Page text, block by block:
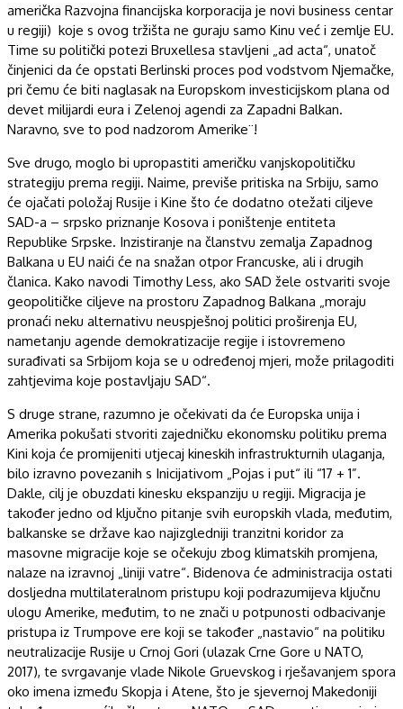
američka Razvojna financijska korporacija je novi business centar
u regiji) koje s ovog tržišta ne guraju samo Kinu već i zemlje EU.
Time su politički potezi Bruxellesa stavljeni „ad acta“, unatoč
činjenici da će opstati Berlinski proces pod vodstvom Njemačke,
pri čemu će biti naglasak na Europskom investicijskom plana od
devet milijardi eura i Zelenoj agendi za Zapadni Balkan.
Naravno, sve to pod nadzorom Amerike¨!
Sve drugo, moglo bi upropastiti američku vanjskopolitičku
strategiju prema regiji. Naime, previše pritiska na Srbiju, samo
će ojačati položaj Rusije i Kine što će dodatno otežati ciljeve
SAD-a – srpsko priznanje Kosova i poništenje entiteta
Republike Srpske. Inzistiranje na članstvu zemalja Zapadnog
Balkana u EU naići će na snažan otpor Francuske, ali i drugih
članica. Kako navodi Timothy Less, ako SAD žele ostvariti svoje
geopolitičke ciljeve na prostoru Zapadnog Balkana „moraju
pronaći neku alternativu neuspješnoj politici proširenja EU,
nametanju agende demokratizacije regije i istovremeno
surađivati sa Srbijom koja se u određenoj mjeri, može prilagoditi
zahtjevima koje postavljaju SAD“.
S druge strane, razumno je očekivati da će Europska unija i
Amerika pokušati stvoriti zajedničku ekonomsku politiku prema
Kini koja će promijeniti utjecaj kineskih infrastrukturnih ulaganja,
bilo izravno povezanih s Inicijativom „Pojas i put“ ili “17 + 1”.
Dakle, cilj je obuzdati kinesku ekspanziju u regiji. Migracija je
također jedno od ključno pitanje svih europskih vlada, međutim,
balkanske se države kao najizgledniji tranzitni koridor za
masovne migracije koje se očekuju zbog klimatskih promjena,
nalaze na izravnoj „liniji vatre“. Bidenova će administracija ostati
dosljedna multilateralnom pristupu koji podrazumijeva ključnu
ulogu Amerike, međutim, to ne znači u potpunosti odbacivanje
pristupa iz Trumpove ere koji se također „nastavio“ na politiku
neutralizacije Rusije u Crnoj Gori (ulazak Crne Gore u NATO,
2017), te svrgavanje vlade Nikole Gruevskog i rješavanjem spora
oko imena između Skopja i Atene, što je sjevernoj Makedoniji